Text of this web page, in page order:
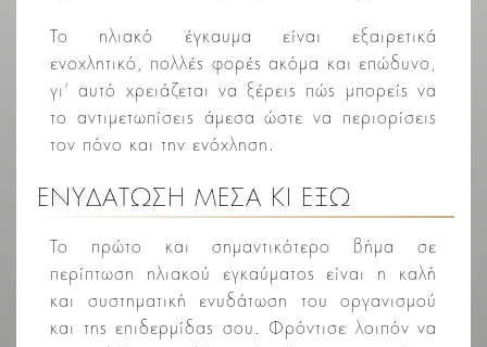
Το ηλιακό έγκαυμα είναι εξαιρετικά
ενοχλητικό, πολλές φορές ακόμα και επώδυνο,
γι’ αυτό χρειάζεται να ξέρεις πώς μπορείς να
το αντιμετωπίσεις άμεσα ώστε να περιορίσεις
τον πόνο και την ενόχληση.
ΕΝΥΔΆΤΩΣΗ ΜΈΣΑ ΚΙ ΈΞΩ
Το πρώτο και σημαντικότερο βήμα σε
περίπτωση ηλιακού εγκαύματος είναι η καλή
και συστηματική ενυδάτωση του οργανισμού
και της επιδερμίδας σου. Φρόντισε λοιπόν να